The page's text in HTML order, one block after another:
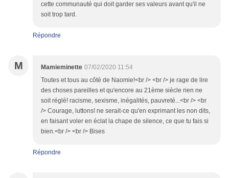
cette communauté qui doit garder ses valeurs avant qu'il ne
soit trop tard.
Répondre
M Mamieminette 07/02/2020 11:54
Toutes et tous au côté de Naomie!<br /> <br /> je rage de lire
des choses pareilles et qu'encore au 21ème siècle rien ne
soit réglé! racisme, sexisme, inégalités, pauvreté...<br /> <br
/> Courage, luttons! ne serait-ce qu'en exprimant les non dits,
en faisant voler en éclat la chape de silence, ce que tu fais si
bien.<br /> <br /> Bises
Répondre